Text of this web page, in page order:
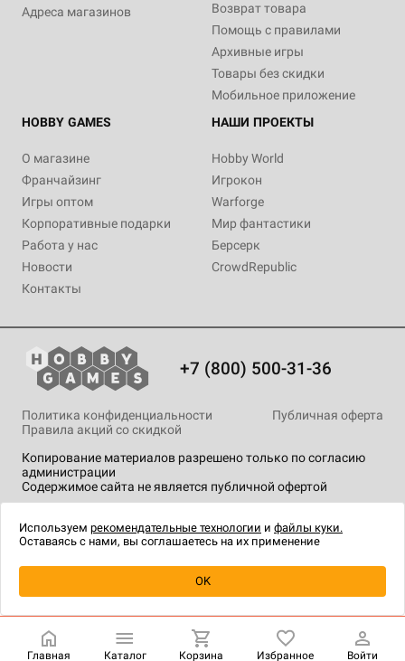
Уведомить о наличии
Адреса магазинов
Возврат товара
Помощь с правилами
Архивные игры
Товары без скидки
Мобильное приложение
HOBBY GAMES
О магазине
Франчайзинг
Игры оптом
Корпоративные подарки
Работа у нас
Новости
Контакты
НАШИ ПРОЕКТЫ
Hobby World
Игрокон
Warforge
Мир фантастики
Берсерк
CrowdRepublic
+7 (800) 500-31-36
Копирование материалов разрешено только по согласию
администрации
Содержимое сайта не является публичной офертой
Политика конфиденциальности
Публичная оферта
Правила акций со скидкой
технологии.
Главная Каталог Корзина Избранное Войти
Используем рекомендательные технологии и файлы куки.
Оставаясь с нами, вы соглашаетесь на их применение
OK